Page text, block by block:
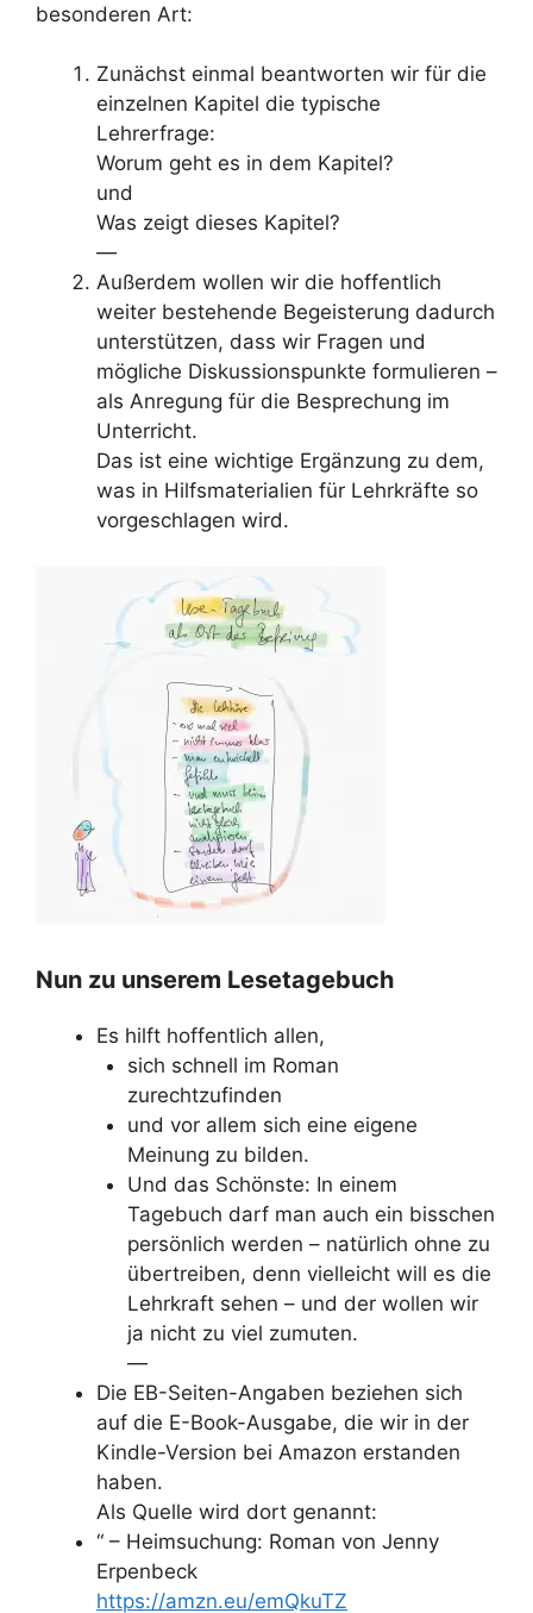
besonderen Art:
Zunächst einmal beantworten wir für die
einzelnen Kapitel die typische
Lehrerfrage:
Worum geht es in dem Kapitel?
und
Was zeigt dieses Kapitel?
—
Außerdem wollen wir die hoffentlich
weiter bestehende Begeisterung dadurch
unterstützen, dass wir Fragen und
mögliche Diskussionspunkte formulieren –
als Anregung für die Besprechung im
Unterricht.
Das ist eine wichtige Ergänzung zu dem,
was in Hilfsmaterialien für Lehrkräfte so
vorgeschlagen wird.
Nun zu unserem Lesetagebuch
Es hilft hoffentlich allen,
sich schnell im Roman
zurechtzufinden
und vor allem sich eine eigene
Meinung zu bilden.
Und das Schönste: In einem
Tagebuch darf man auch ein bisschen
persönlich werden – natürlich ohne zu
übertreiben, denn vielleicht will es die
Lehrkraft sehen – und der wollen wir
ja nicht zu viel zumuten.
—
Die EB-Seiten-Angaben beziehen sich
auf die E-Book-Ausgabe, die wir in der
Kindle-Version bei Amazon erstanden
haben.
Als Quelle wird dort genannt:
“ – Heimsuchung: Roman von Jenny
Erpenbeck
https://amzn.eu/emQkuTZ